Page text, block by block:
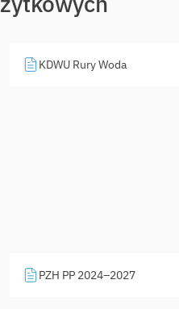
KDWU Rury Woda
PZH PP 2024–2027